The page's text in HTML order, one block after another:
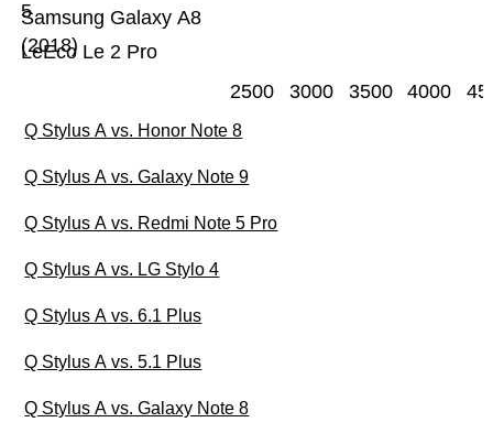
LeEco Le 2 Pro
Samsung Galaxy A8
(2018)
5
2500 3000 3500 4000
Q Stylus A vs. Honor Note 8
Q Stylus A vs. Galaxy Note 9
Q Stylus A vs. Redmi Note 5 Pro
Q Stylus A vs. LG Stylo 4
Q Stylus A vs. 6.1 Plus
Q Stylus A vs. 5.1 Plus
Q Stylus A vs. Galaxy Note 8